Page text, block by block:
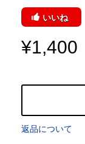
いいね
¥1,400
返品について